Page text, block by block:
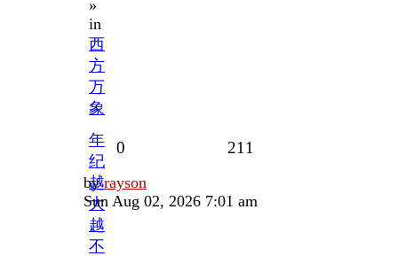
»
in
西
方
万
象
年
纪
越
大
越
不
0 211
Last
post
byrayson
Sun Aug 02, 2026 7:01 am